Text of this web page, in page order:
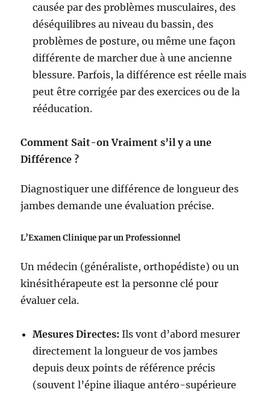
causée par des problèmes musculaires, des
déséquilibres au niveau du bassin, des
problèmes de posture, ou même une façon
différente de marcher due à une ancienne
blessure. Parfois, la différence est réelle mais
peut être corrigée par des exercices ou de la
rééducation.
Comment Sait-on Vraiment s’il y a une
Différence ?
Diagnostiquer une différence de longueur des
jambes demande une évaluation précise.
L’Examen Clinique par un Professionnel
Un médecin (généraliste, orthopédiste) ou un
kinésithérapeute est la personne clé pour
évaluer cela.
Mesures Directes: Ils vont d’abord mesurer
directement la longueur de vos jambes
depuis deux points de référence précis
(souvent l’épine iliaque antéro-supérieure